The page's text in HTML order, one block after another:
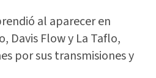
al aparecer en
Davis Flow y La Taflo,
por sus transmisiones y